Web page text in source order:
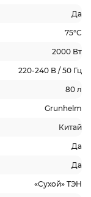
Да
75°С
2000 Вт
220-240 В / 50 Гц
80 л
Grunhelm
Китай
Да
Да
«Cухой» ТЭН